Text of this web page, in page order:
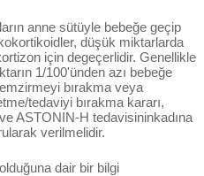
anne sütüyle bebeğe geçip
düşük miktarlarda
için degeçerlidir. Genellikle
1/100'ünden azı bebeğe
bırakma veya
tedaviyi bırakma kararı,
ASTONIN-H tedavisininkadına
verilmelidir.
dair bir bilgi